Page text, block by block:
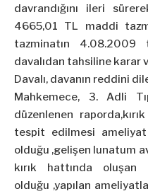
davrandığını ileri
4665,01 TL maddi
tazminatın
davalıdan tahsiline karar
Davalı, davanın reddini
Mahkemece, 3. Adli
düzenlenen
tespit edilmesi
olduğu ,gelişen lunatum
kırık hattında oluşan
olduğu ,yapılan